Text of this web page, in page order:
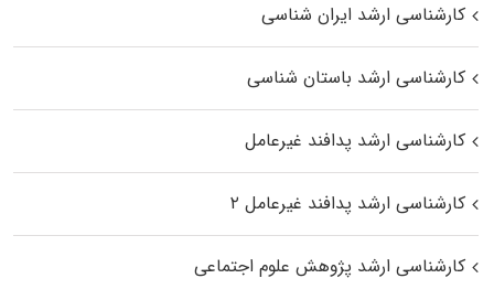
کارشناسی ارشد ایران شناسی
کارشناسی ارشد باستان شناسی
کارشناسی ارشد پدافند غیرعامل
کارشناسی ارشد پدافند غیرعامل ۲
کارشناسی ارشد پژوهش علوم اجتماعی